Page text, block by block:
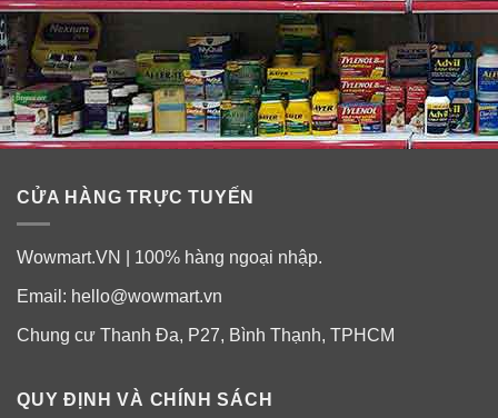
tại Đại học Waikato, New Zealand đã nghiên cứu thấy
rằng mật ong Manuka có chứa một thuộc tính độc đáo
đó là “non-peroxide activity”, chỉ có ở mật ong gốc
Manuka. Điều đáng chú ý là thuộc tính này không phải
đến từ riêng bản thân phấn hoa Manuka mà được hình
thành nhờ quá trình hóa học tự nhiên sau khi những
Thuộc tính đó được đặt tên là “Unique Manuka Factor”
Cũng chính bởi vậy mật ong gốc Manuka được coi là
thực phẩm kỳ diệu của thiên nhiên.
CỬA HÀNG TRỰC TUYẾN
Wowmart.VN | 100% hàng ngoại nhập.
Email: hello@wowmart.vn
Chung cư Thanh Đa, P27, Bình Thạnh, TPHCM
QUY ĐỊNH VÀ CHÍNH SÁCH